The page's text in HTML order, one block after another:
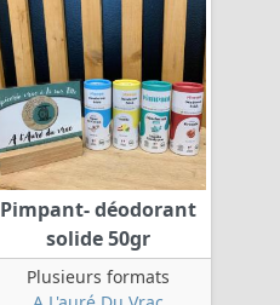
Pimpant- déodorant
solide 50gr
Plusieurs formats